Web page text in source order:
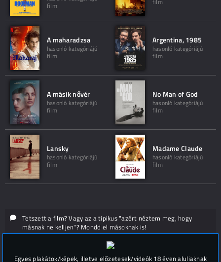
film
A maharadzsa
hasonló kategóriájú
film
Argentina, 1985
hasonló kategóriájú
film
A másik nővér
hasonló kategóriájú
film
No Man of God
hasonló kategóriájú
film
Lansky
hasonló kategóriájú
film
Madame Claude
hasonló kategóriájú
film
Tetszett a film? Vagy az a tipikus "azért néztem meg, hogy
másnak ne kelljen"? Mondd el másoknak is!
Hozzászólások (
Egyes plakátok/képek, illetve előzetesek/videók 18 éven aluliaknak